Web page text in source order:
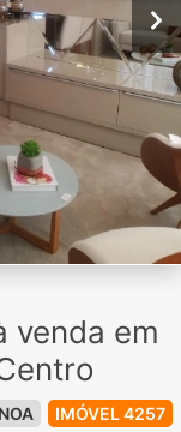
venda em
IMÓVEL 4257